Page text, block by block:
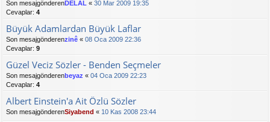
Son mesajgönderenDELAL « 30 Mar 2009 19:35
Cevaplar: 4
Büyük Adamlardan Büyük Laflar
Son mesajgönderenzinê « 08 Oca 2009 22:36
Cevaplar: 9
Güzel Veciz Sözler - Benden Seçmeler
Son mesajgönderenbeyaz « 04 Oca 2009 22:23
Cevaplar: 4
Albert Einstein'a Ait Özlü Sözler
Son mesajgönderenSiyabend « 10 Kas 2008 23:44